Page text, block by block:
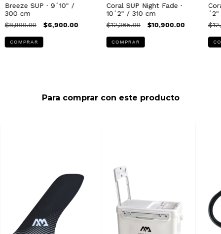
Breeze SUP · 9´10" /
300 cm
$8,900.00 $6,900.00
COMPRAR
Coral SUP Night Fade ·
10´2" / 310 cm
$12,365.00 $10,900.00
COMPRAR
Para comprar con este producto